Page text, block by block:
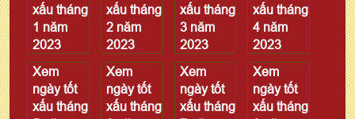
xấu tháng
1 năm
2023
xấu tháng
2 năm
2023
xấu tháng
3 năm
2023
xấu tháng
4 năm
2023
Xem
ngày tốt
xấu tháng
Xem
ngày tốt
xấu tháng
Xem
ngày tốt
xấu tháng
Xem
ngày tốt
xấu tháng